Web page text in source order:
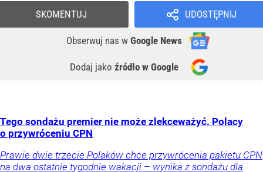
UDOSTĘPNIJ
Obserwuj nas w Google News
Dodaj jako źródło w Google
SKOMENTUJ
Tego sondażu premier nie może zlekceważyć. Polacy
o przywróceniu CPN
Prawie dwie trzecie Polaków chce przywrócenia pakietu CPN
na dwa ostatnie tygodnie wakacji – wynika z sondażu dla